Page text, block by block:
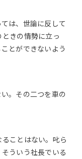
は、世論に反して
きの情勢に立っ
とができないよう
。その二つを車の
ことはない。叱ら
ういう社長でいる